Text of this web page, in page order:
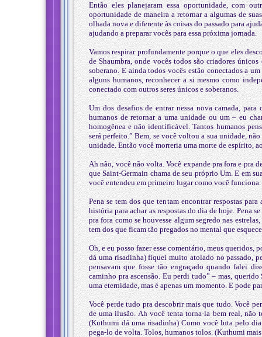
Então eles planejaram essa oportunidade, com
oportunidade de maneira a retornar a algumas de
olhada nova e diferente às coisas do passado para
ajudando a preparar vocês para essa próxima jornada.
Vamos respirar profundamente porque o que eles
de Shaumbra, onde vocês todos são criadores
soberano. E ainda todos vocês estão conectados a
alguns humanos, reconhecer a si mesmo como
conectado com outros seres únicos e soberanos.
Um dos desafios de entrar nessa nova camada,
humanos de retornar a uma unidade ou um – eu
homogênea e não identificável. Tantos humanos
será perfeito.” Bem, se você voltou a sua unidade,
unidade. Então você morreria uma morte de espírito,
Ah não, você não volta. Você expande pra fora e pra
que Saint-Germain chama de seu próprio Um. E em
você entendeu em primeiro lugar como você funciona.
Pena se tem dos que tentam encontrar respostas
história para achar as respostas do dia de hoje. Pena
pra fora como se houvesse algum segredo nas
tem dos que ficam tão pregados no mental que
Oh, e eu posso fazer esse comentário, meus
dá uma risadinha) fiquei muito atolado no passado,
pensavam que fosse tão engraçado quando falei
caminho pra ascensão. Eu perdi tudo” – mas,
uma eternidade, mas é apenas um momento. E pode
Você perde tudo pra descobrir mais que tudo. Você
de uma ilusão. Ah você tenta torna-la bem real, não
(Kuthumi dá uma risadinha) Como você luta pelo
pega-lo de volta. Tolos, humanos tolos. (Kuthumi